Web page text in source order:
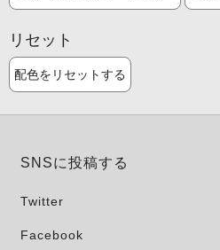
リセット
配色をリセットする
SNSに投稿する
Twitter
Facebook